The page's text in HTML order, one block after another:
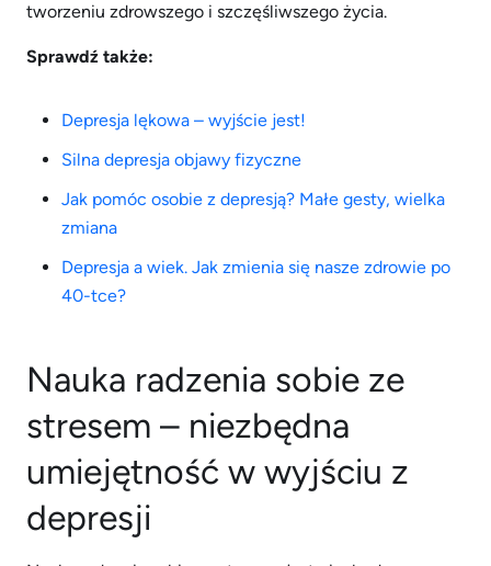
tworzeniu zdrowszego i szczęśliwszego życia.
Sprawdź także:
Depresja lękowa – wyjście jest!
Silna depresja objawy fizyczne
Jak pomóc osobie z depresją? Małe gesty, wielka
zmiana
Depresja a wiek. Jak zmienia się nasze zdrowie po
40-tce?
Nauka radzenia sobie ze
stresem – niezbędna
umiejętność w wyjściu z
depresji